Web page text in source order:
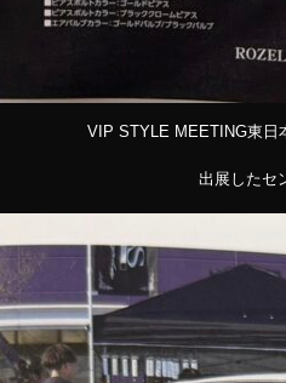
VIP STYLE MEETING東日
出展したセ